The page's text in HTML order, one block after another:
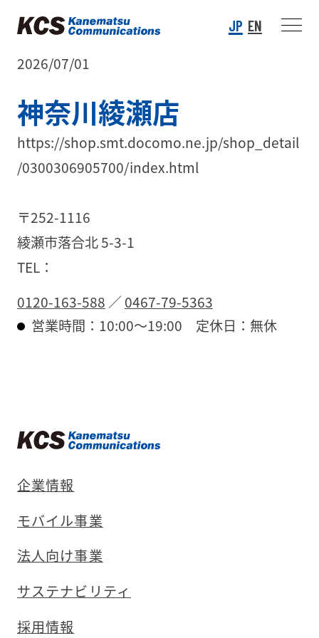
JP EN
2026/07/01
神奈川綾瀬店
https://shop.smt.docomo.ne.jp/shop_detail
/0300306905700/index.html
〒252-1116
綾瀬市落合北 5-3-1
TEL：
0120-163-588 ／0467-79-5363
営業時間：10:00〜19:00 定休日：無休
企業情報
モバイル事業
法人向け事業
サステナビリティ
採用情報